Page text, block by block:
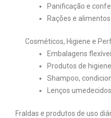
Panificação e
Rações e
Cosméticos, Higiene e
Embalagens
Produtos de
Shampoo,
Lenços
Fraldas e produtos de uso